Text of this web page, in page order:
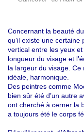
Concernant la beauté
qu’il existe une certaine
vertical entre les yeux
longueur du visage et
la largeur du visage.
idéale, harmonique.
Des peintres comme
bien sûr été d’un autre
ont cherché à cerner la
a toujours été le corps